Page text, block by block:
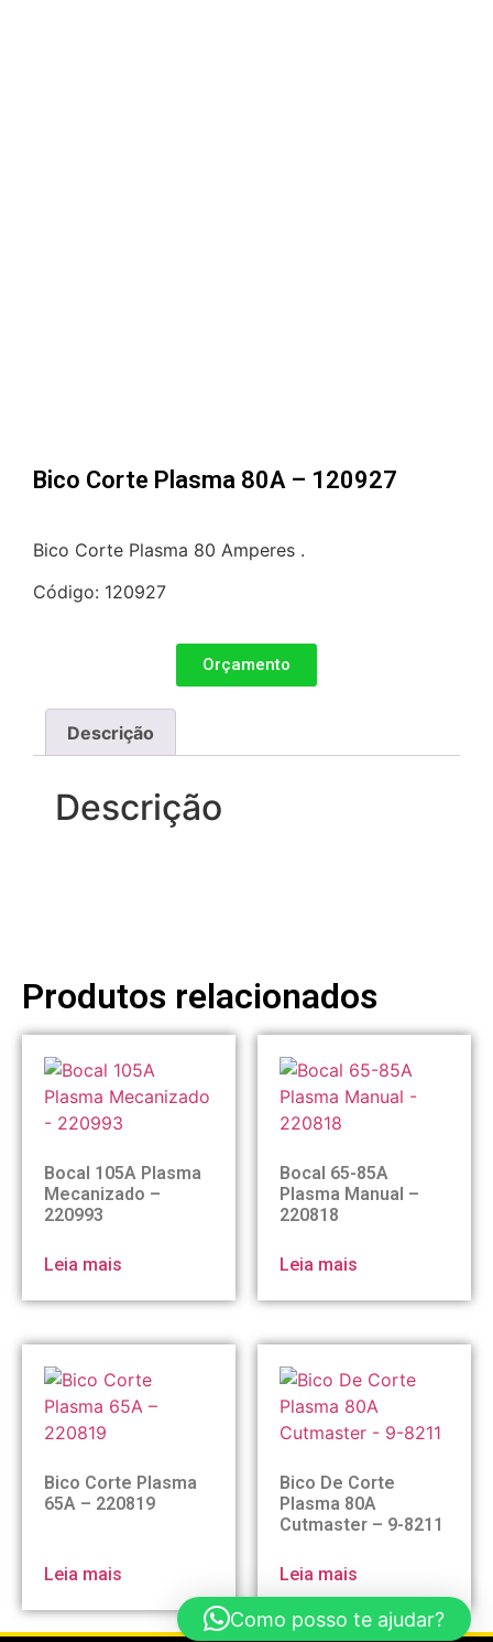
Bico Corte Plasma 80A – 120927
Bico Corte Plasma 80 Amperes .
Código: 120927
Orçamento
Descrição
Descrição
Produtos relacionados
Bocal 105A Plasma
Mecanizado –
220993
Leia mais
Bocal 65-85A
Plasma Manual –
220818
Leia mais
Bico Corte Plasma
65A – 220819
Leia mais
Bico De Corte
Plasma 80A
Cutmaster – 9-8211
Leia mais
Como posso te ajudar?